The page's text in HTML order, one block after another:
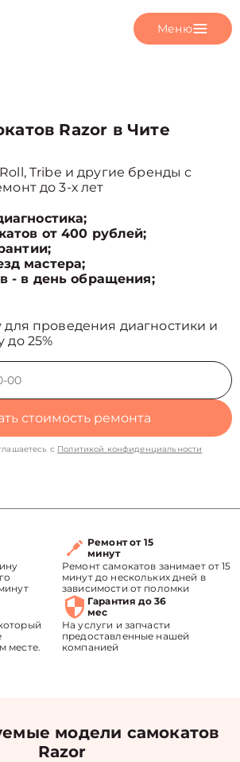
Меню
Razor в Чите
Tribe и другие бренды с
до 3-х лет
от 400 рублей;
мастера;
- в день обращения;
для проведения диагностики и
до 25%
стоимость ремонта
с Политикой конфиденциальности
Ремонт от 15
минут
Ремонт самокатов занимает от 15
минут до нескольких дней в
зависимости от поломки
месте.
Гарантия до 36
мес
На услуги и запчасти
предоставленные нашей
компанией
модели самокатов
Razor